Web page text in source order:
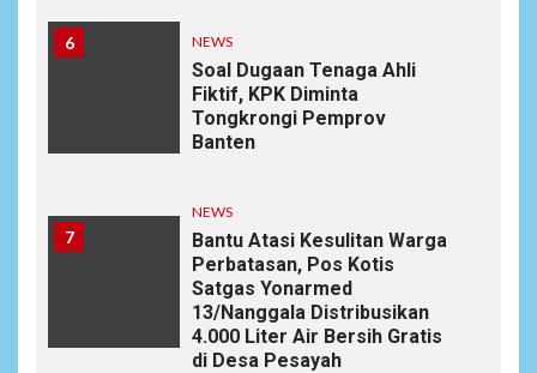
6 NEWS
Soal Dugaan Tenaga Ahli
Fiktif, KPK Diminta
Tongkrongi Pemprov
Banten
7
NEWS
Bantu Atasi Kesulitan Warga
Perbatasan, Pos Kotis
Satgas Yonarmed
13/Nanggala Distribusikan
4.000 Liter Air Bersih Gratis
di Desa Pesayah